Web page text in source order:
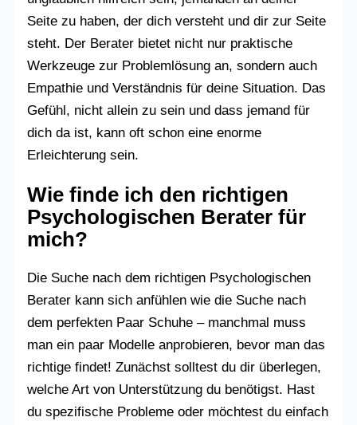
Seite zu haben, der dich versteht und dir zur Seite
steht. Der Berater bietet nicht nur praktische
Werkzeuge zur Problemlösung an, sondern auch
Empathie und Verständnis für deine Situation. Das
Gefühl, nicht allein zu sein und dass jemand für
dich da ist, kann oft schon eine enorme
Erleichterung sein.
Wie finde ich den richtigen
Psychologischen Berater für
mich?
Die Suche nach dem richtigen Psychologischen
Berater kann sich anfühlen wie die Suche nach
dem perfekten Paar Schuhe – manchmal muss
man ein paar Modelle anprobieren, bevor man das
richtige findet! Zunächst solltest du dir überlegen,
welche Art von Unterstützung du benötigst. Hast
du spezifische Probleme oder möchtest du einfach